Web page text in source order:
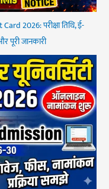
2026: परीक्षा तिथि, ई-
पूरी जानकारी